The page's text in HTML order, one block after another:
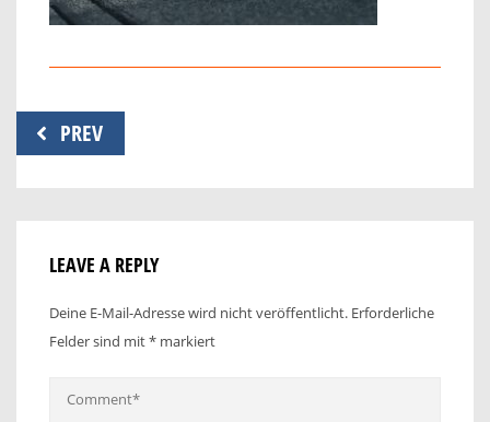
Beitragsnavigation
PREV
LEAVE A REPLY
Deine E-Mail-Adresse wird nicht veröffentlicht. Erforderliche
Felder sind mit* markiert